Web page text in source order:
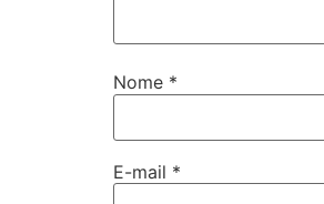
Nome *
E-mail *